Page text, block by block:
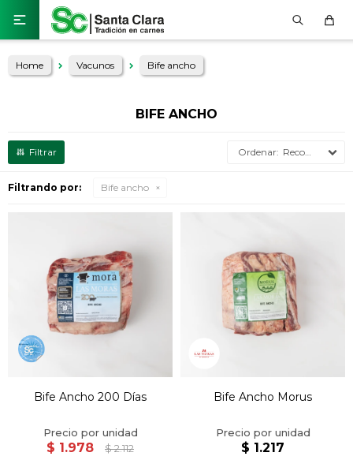

Home Vacunos Bife ancho
BIFE ANCHO
Recomendados
Filtrando por: Bife ancho
Bife Ancho 200 Días
$ 1.978 $ 2.112
Bife Ancho Morus
$ 1.217